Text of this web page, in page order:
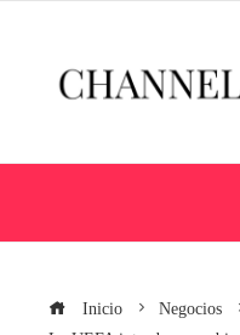
Inicio
Negocios